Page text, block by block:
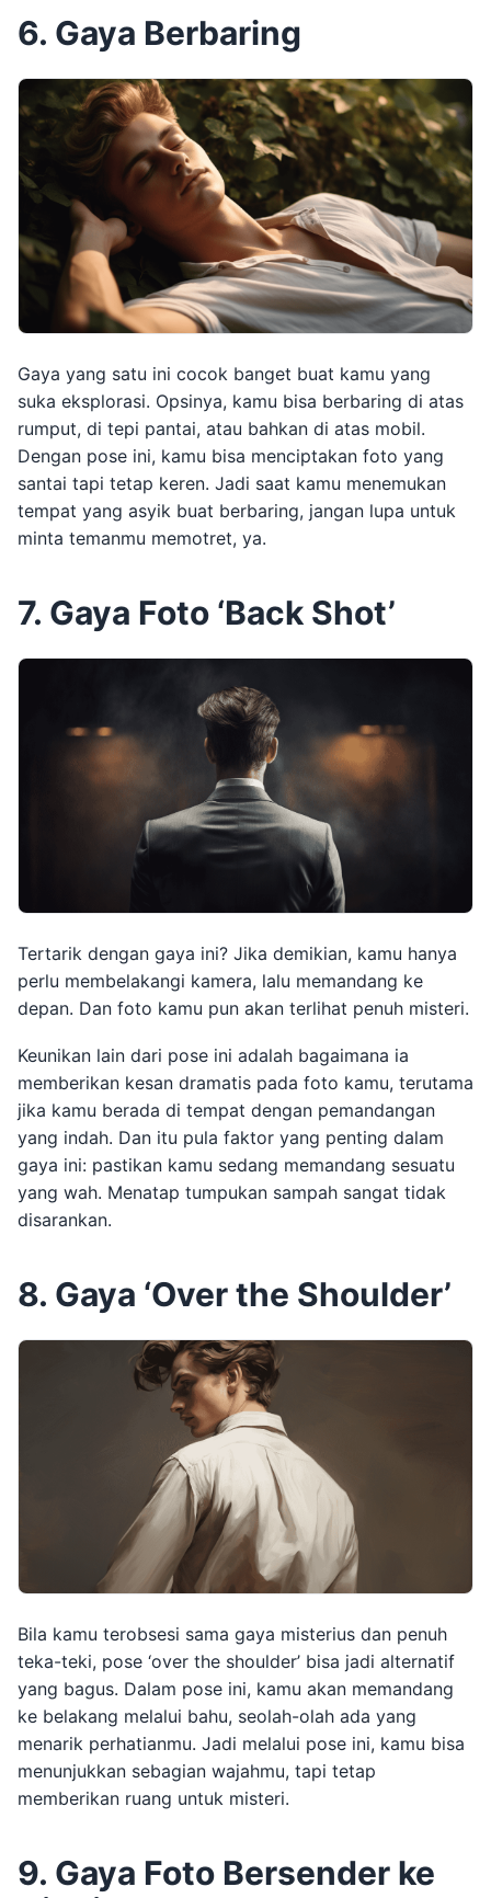
6. Gaya Berbaring
Gaya yang satu ini cocok banget buat kamu yang
suka eksplorasi. Opsinya, kamu bisa berbaring di atas
rumput, di tepi pantai, atau bahkan di atas mobil.
Dengan pose ini, kamu bisa menciptakan foto yang
santai tapi tetap keren. Jadi saat kamu menemukan
tempat yang asyik buat berbaring, jangan lupa untuk
minta temanmu memotret, ya.
7. Gaya Foto ‘Back Shot’
Tertarik dengan gaya ini? Jika demikian, kamu hanya
perlu membelakangi kamera, lalu memandang ke
depan. Dan foto kamu pun akan terlihat penuh misteri.
Keunikan lain dari pose ini adalah bagaimana ia
memberikan kesan dramatis pada foto kamu, terutama
jika kamu berada di tempat dengan pemandangan
yang indah. Dan itu pula faktor yang penting dalam
gaya ini: pastikan kamu sedang memandang sesuatu
yang wah. Menatap tumpukan sampah sangat tidak
disarankan.
8. Gaya ‘Over the Shoulder’
Bila kamu terobsesi sama gaya misterius dan penuh
teka-teki, pose ‘over the shoulder’ bisa jadi alternatif
yang bagus. Dalam pose ini, kamu akan memandang
ke belakang melalui bahu, seolah-olah ada yang
menarik perhatianmu. Jadi melalui pose ini, kamu bisa
menunjukkan sebagian wajahmu, tapi tetap
memberikan ruang untuk misteri.
9. Gaya Foto Bersender ke